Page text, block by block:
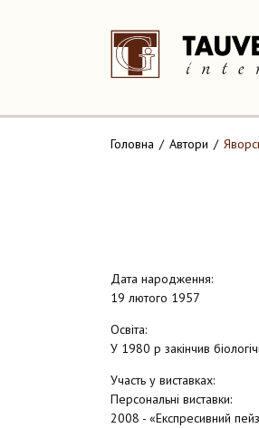
Головна Автори
Дата народження:
19 лютого 1957
Освіта:
У 1980 р закінчив
Участь у виставках:
Персональні виставки:
2008 - «Експресивний